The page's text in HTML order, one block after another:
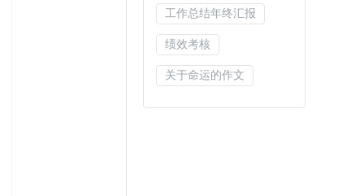
工作总结年终汇报
绩效考核
关于命运的作文
营销策划